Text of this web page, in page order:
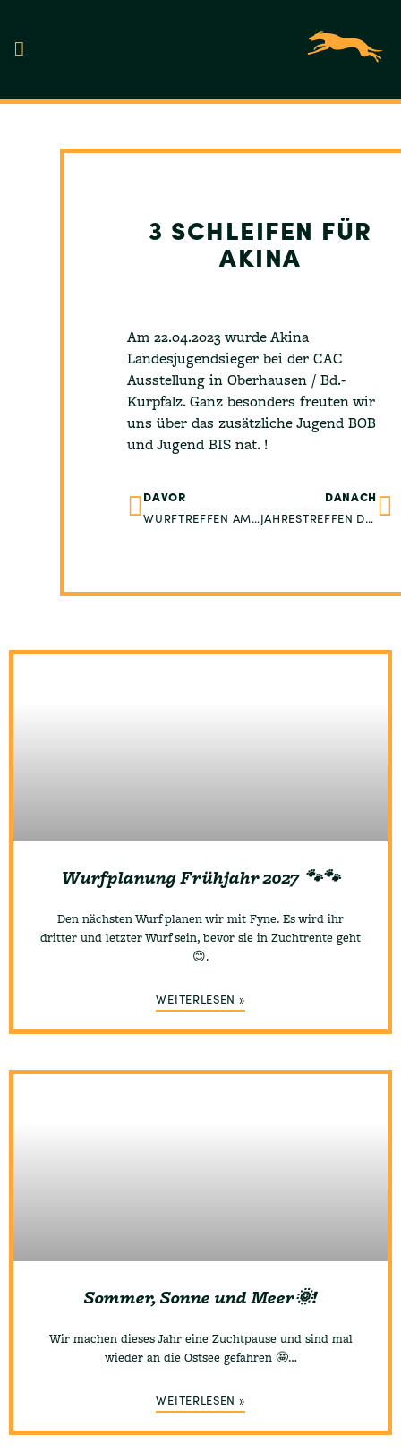
3 SCHLEIFEN FÜR
AKINA
Am 22.04.2023 wurde Akina
Landesjugendsieger bei der CAC
Ausstellung in Oberhausen / Bd.-
Kurpfalz. Ganz besonders freuten wir
uns über das zusätzliche Jugend BOB
und Jugend BIS nat. !
DAVOR
WURFTREFFEN AM 16.04.2023
DANACH
JAHRESTREFFEN DES SWC IN ALSFELD
Wurfplanung Frühjahr 2027 🐾🐾
Den nächsten Wurf planen wir mit Fyne. Es wird ihr
dritter und letzter Wurf sein, bevor sie in Zuchtrente geht
😊.
WEITERLESEN »
Sommer, Sonne und Meer🌞!
Wir machen dieses Jahr eine Zuchtpause und sind mal
wieder an die Ostsee gefahren 🤩…
WEITERLESEN »